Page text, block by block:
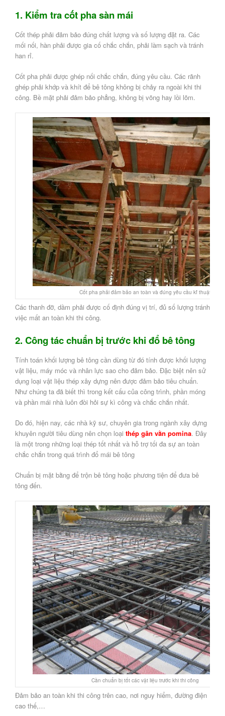
1. Kiểm tra cốt pha sàn mái
Cốt thép phải đảm bảo đúng chất lượng và số lượng đặt ra. Các
mối nối, hàn phải được gia cố chắc chắn, phải làm sạch và tránh
han rỉ.
Cốt pha phải được ghép nối chắc chắn, đúng yêu cầu. Các rãnh
ghép phải khớp và khít để bê tông không bị chảy ra ngoài khi thi
công. Bề mặt phải đảm bảo phẳng, không bị võng hay lồi lõm.
Cốt pha phải đảm bảo an toàn và đúng yêu cầu kĩ thuật
Các thanh đỡ, dầm phải được cố định đúng vị trí, đủ số lượng tránh
việc mất an toàn khi thi công.
2. Công tác chuẩn bị trước khi đổ bêtông
Tính toán khối lượng bê tông cần dùng từ đó tính được khối lượng
vật liệu, máy móc và nhân lực sao cho đảm bảo. Đặc biệt nên sử
dụng loại vật liệu thép xây dựng nên được đảm bảo tiêu chuẩn.
Như chúng ta đã biết thì trong kết cấu của công trình, phần móng
và phần mái nhà luôn đòi hỏi sự kì công và chắc chắn nhất.
Do đó, hiện nay, các nhà kỹ sư, chuyên gia trong ngành xây dựng
khuyên người tiêu dùng nên chọn loại thép gân vằn pomina. Đây
là một trong những loại thép tốt nhất và hỗ trợ tối đa sự an toàn
chắc chắn trong quá trình đổ mái bê tông
Chuẩn bị mặt bằng để trộn bê tông hoặc phương tiện để đưa bê
tông đến.
Cần chuẩn bị tốt các vật liệu trước khi thi công
Đảm bảo an toàn khi thi công trên cao, nơi nguy hiểm, đường điện
cao thế,…